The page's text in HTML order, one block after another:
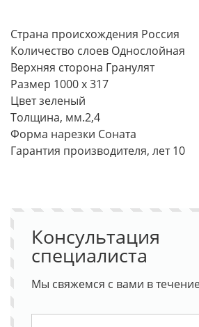
Страна происхождения Россия
Количество слоев Однослойная
Верхняя сторона Гранулят
Размер 1000 x 317
Цвет зеленый
Толщина, мм.2,4
Форма нарезки Соната
Гарантия производителя, лет 10
Консультация
специалиста
Мы свяжемся с вами в